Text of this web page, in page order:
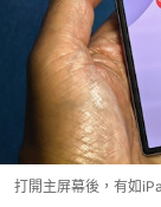
打開主屏幕後，有如